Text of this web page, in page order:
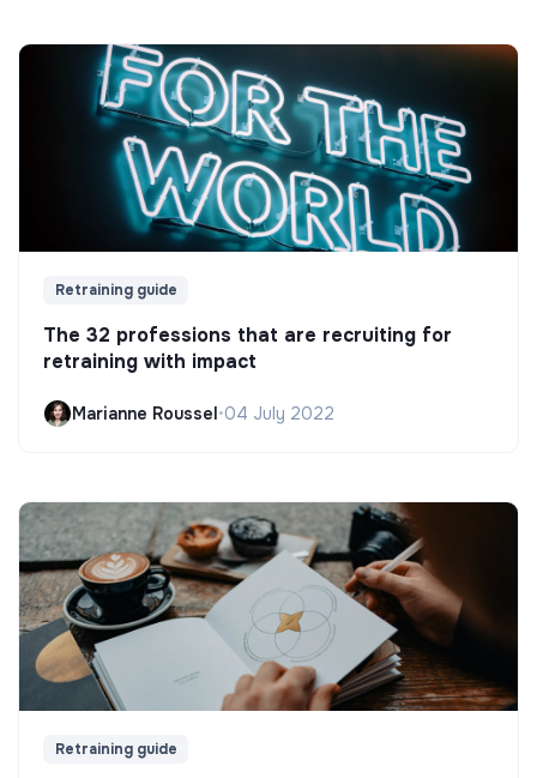
Retraining guide
The 32 professions that are recruiting for
retraining with impact
Marianne Roussel•04 July 2022
Retraining guide